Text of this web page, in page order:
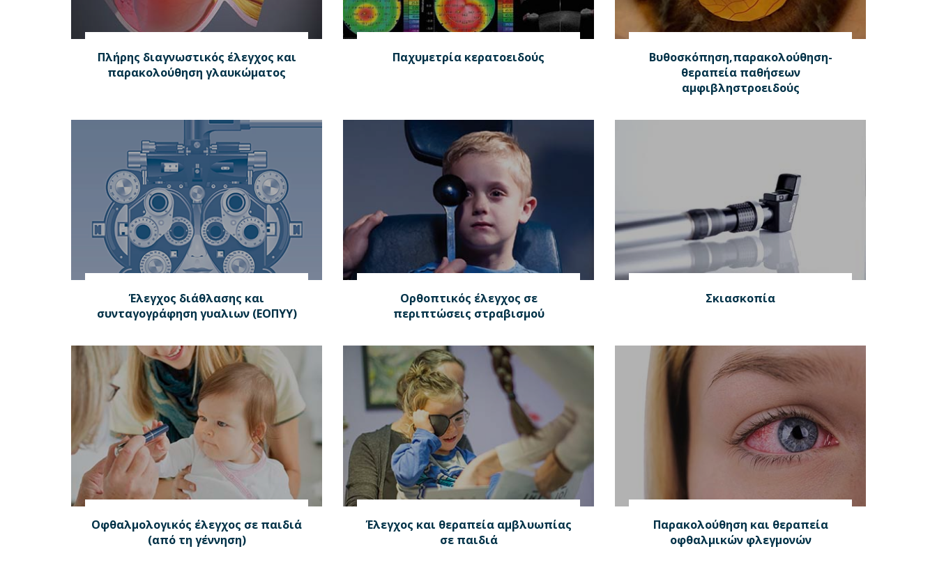
Πλήρης διαγνωστικός έλεγχος και
παρακολούθηση γλαυκώματος
Παχυμετρία κερατοειδούς
Βυθοσκόπηση,παρακολούθηση-
θεραπεία παθήσεων
αμφιβληστροειδούς
Έλεγχος διάθλασης και
συνταγογράφηση γυαλιων (ΕΟΠΥΥ)
Ορθοπτικός έλεγχος σε
περιπτώσεις στραβισμού
Σκιασκοπία
Οφθαλμολογικός έλεγχος σε παιδιά
(από τη γέννηση)
Έλεγχος και θεραπεία αμβλυωπίας
σε παιδιά
Παρακολούθηση και θεραπεία
οφθαλμικών φλεγμονών